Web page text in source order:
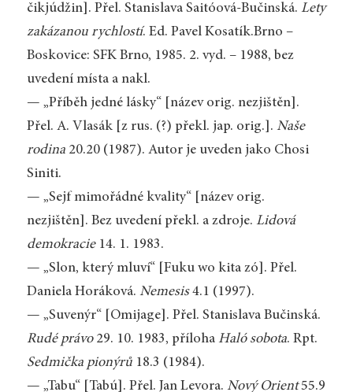
čikjúdžin]. Přel. Stanislava Saitóová-Bučinská. Lety
zakázanou rychlostí. Ed. Pavel Kosatík.Brno –
Boskovice: SFK Brno, 1985. 2. vyd. – 1988, bez
uvedení místa a nakl.
— „Příběh jedné lásky“ [název orig. nezjištěn].
Přel. A. Vlasák [z rus. (?) překl. jap. orig.]. Naše
rodina20.20 (1987). Autor je uveden jako Chosi
Siniti.
— „Sejf mimořádné kvality“ [název orig.
nezjištěn]. Bez uvedení překl. a zdroje. Lidová
demokracie14. 1. 1983.
— „Slon, který mluví“ [Fuku wo kita zó]. Přel.
Daniela Horáková. Nemesis4.1 (1997).
— „Suvenýr“ [Omijage]. Přel. Stanislava Bučinská.
Rudé právo29. 10. 1983, příloha Haló sobota. Rpt.
Sedmička pionýrů18.3 (1984).
— „Tabu“ [Tabú]. Přel. Jan Levora. Nový Orient55.9